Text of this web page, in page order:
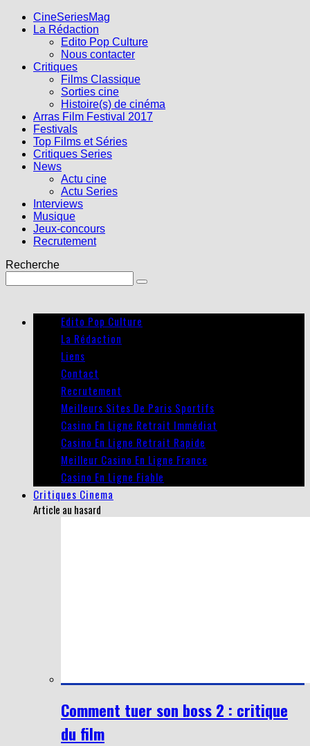
CineSeriesMag
La Rédaction
Edito Pop Culture
Nous contacter
Critiques
Films Classique
Sorties cine
Histoire(s) de cinéma
Arras Film Festival 2017
Festivals
Top Films et Séries
Critiques Series
News
Actu cine
Actu Series
Interviews
Musique
Jeux-concours
Recrutement
Recherche
Edito Pop Culture
La Rédaction
Liens
Contact
Recrutement
Meilleurs Sites De Paris Sportifs
Casino En Ligne Retrait Immédiat
Casino En Ligne Retrait Rapide
Meilleur Casino En Ligne France
Casino En Ligne Fiable
Critiques Cinema
Article au hasard
Comment tuer son boss 2 : critique
du film